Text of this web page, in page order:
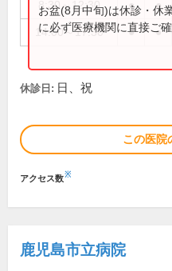
8:30～12:30 ● ●
14:00～17:30 ● ●
お盆(8月中旬)は休診・休
に必ず医療機関に直接ご確
休診日: 日、祝
この医院
アクセス数※
鹿児島市立病院